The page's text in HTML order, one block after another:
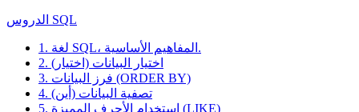
الدروس SQL
1. لغة SQL، المفاهيم الأساسية.
2. اختيار البيانات (اختيار)
3. فرز البيانات (ORDER BY)
4. تصفية البيانات (أين)
5. استخدام الأحرف المميزة (LIKE)